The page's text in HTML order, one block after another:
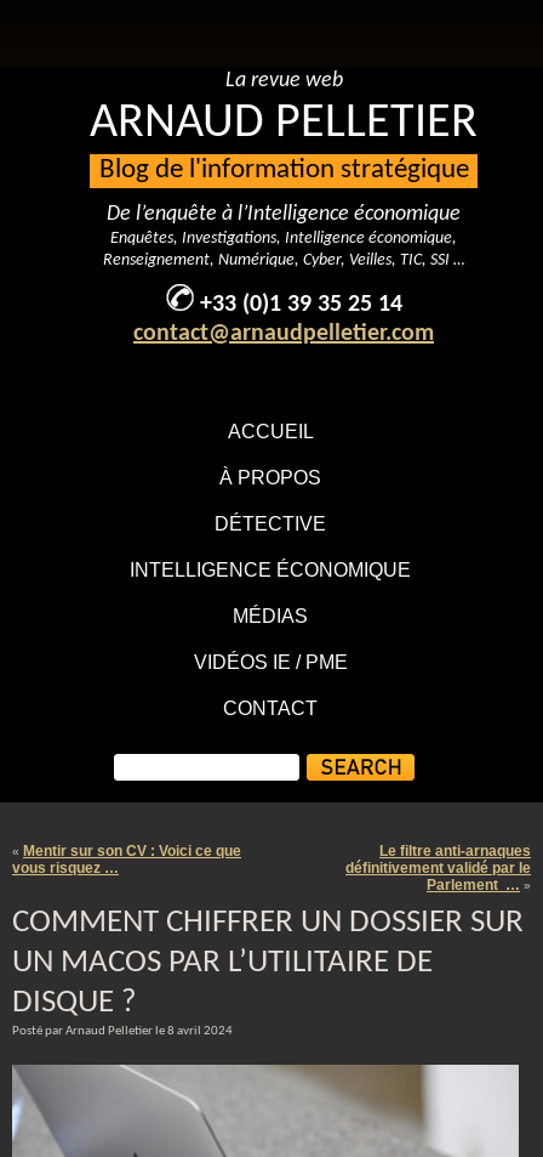
ACCUEIL
À PROPOS
DÉTECTIVE
INTELLIGENCE ÉCONOMIQUE
MÉDIAS
VIDÉOS IE / PME
CONTACT
La revue web
ARNAUD PELLETIER
Blog de l'information stratégique
De l’enquête à l’Intelligence économique
Enquêtes, Investigations, Intelligence économique,
Renseignement, Numérique, Cyber, Veilles, TIC, SSI …
+33 (0)1 39 35 25 14
contact@arnaudpelletier.com
« Mentir sur son CV : Voici ce que
vous risquez …
Le filtre anti-arnaques
définitivement validé par le
Parlement … »
COMMENT CHIFFRER UN DOSSIER SUR
UN MACOS PAR L’UTILITAIRE DE
DISQUE ?
Posté par Arnaud Pelletier le 8 avril 2024